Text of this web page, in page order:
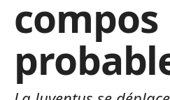
compos